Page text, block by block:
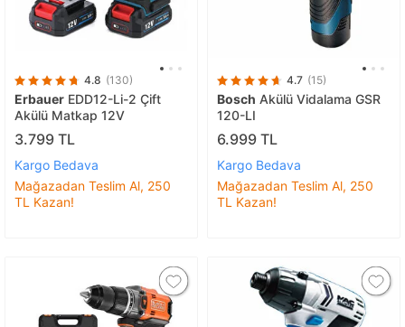
4.8 (130)
Erbauer EDD12-Li-2 Çift
Akülü Matkap 12V
3.799 TL
Kargo Bedava
Mağazadan Teslim Al, 250
TL Kazan!
4.7 (15)
Bosch Akülü Vidalama GSR
120-LI
6.999 TL
Kargo Bedava
Mağazadan Teslim Al, 250
TL Kazan!